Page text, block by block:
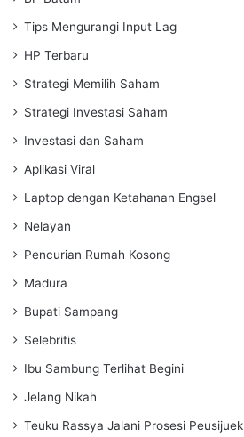
Tips Mengurangi Input Lag
HP Terbaru
Strategi Memilih Saham
Strategi Investasi Saham
Investasi dan Saham
Aplikasi Viral
Laptop dengan Ketahanan Engsel
Nelayan
Pencurian Rumah Kosong
Madura
Bupati Sampang
Selebritis
Ibu Sambung Terlihat Begini
Jelang Nikah
Teuku Rassya Jalani Prosesi Peusijuek